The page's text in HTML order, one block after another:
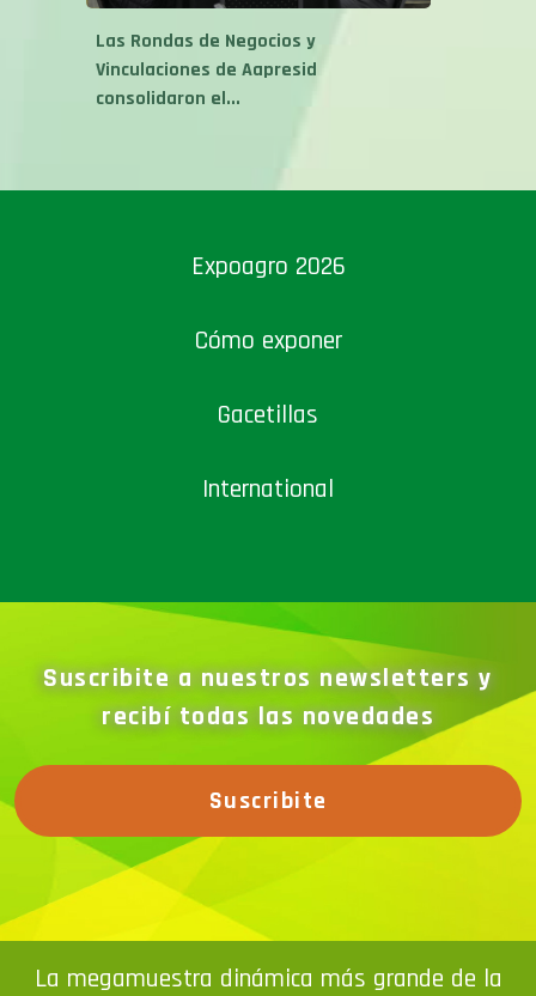
Las Rondas de Negocios y
Vinculaciones de Aapresid
consolidaron el...
Expoagro 2026
Cómo exponer
Gacetillas
International
Suscribite a nuestros newsletters y
recibí todas las novedades
Suscribite
La megamuestra dinámica más grande de la